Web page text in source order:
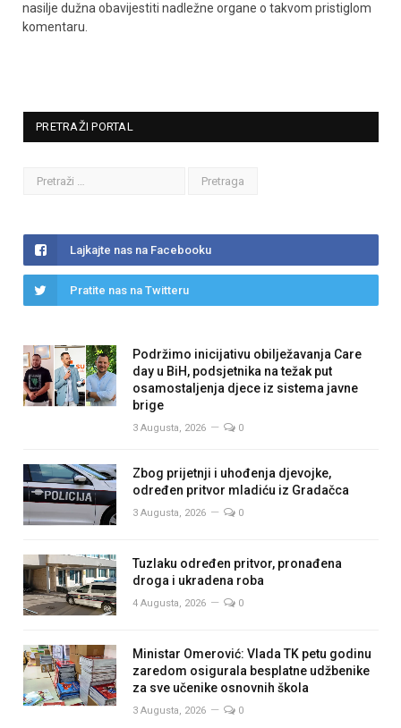
nasilje dužna obavijestiti nadležne organe o takvom pristiglom
komentaru.
PRETRAŽI PORTAL
Lajkajte nas na Facebooku
Pratite nas na Twitteru
Podržimo inicijativu obilježavanja Care
day u BiH, podsjetnika na težak put
osamostaljenja djece iz sistema javne
brige
3 Augusta, 2026 0
Zbog prijetnji i uhođenja djevojke,
određen pritvor mladiću iz Gradačca
3 Augusta, 2026 0
Tuzlaku određen pritvor, pronađena
droga i ukradena roba
4 Augusta, 2026 0
Ministar Omerović: Vlada TK petu godinu
zaredom osigurala besplatne udžbenike
za sve učenike osnovnih škola
3 Augusta, 2026 0